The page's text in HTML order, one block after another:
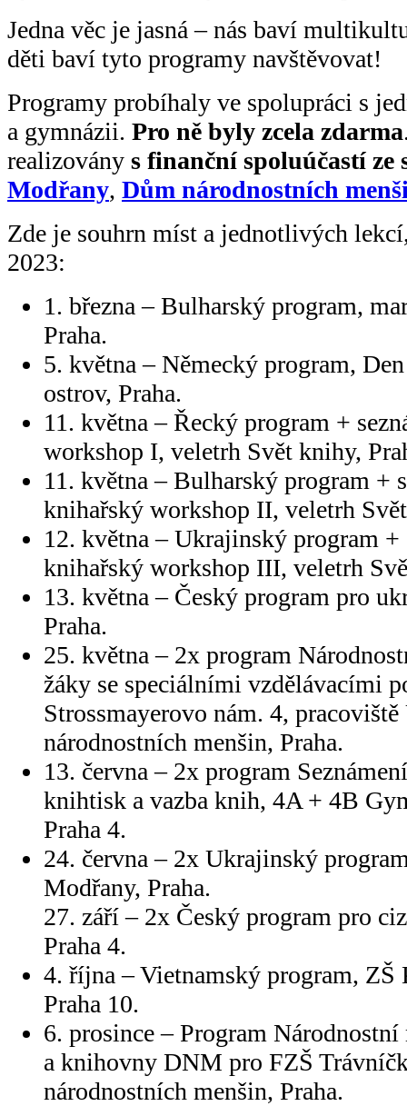
Jedna věc je jasná – nás baví
děti baví tyto programy navštěvovat!
Programy probíhaly ve spolupráci s
a gymnázii. Pro ně byly zcela zdarma
realizovány s finanční spoluúčastí
Modřany, Dům národnostních
Zde je souhrn míst a jednotlivých
2023:
1. března – Bulharský program,
Praha.
5. května – Německý program,
ostrov, Praha.
11. května – Řecký program +
workshop I, veletrh Svět knihy,
11. května – Bulharský program +
knihařský workshop II, veletrh
12. května – Ukrajinský program +
knihařský workshop III, veletrh
13. května – Český program pro
Praha.
25. května – 2x program
žáky se speciálními vzdělávacími
Strossmayerovo nám. 4,
národnostních menšin, Praha.
13. června – 2x program
knihtisk a vazba knih, 4A + 4B
Praha 4.
24. června – 2x Ukrajinský
Modřany, Praha.
27. září – 2x Český program pro
Praha 4.
4. října – Vietnamský program, ZŠ
Praha 10.
6. prosince – Program
a knihovny DNM pro FZŠ
národnostních menšin, Praha.